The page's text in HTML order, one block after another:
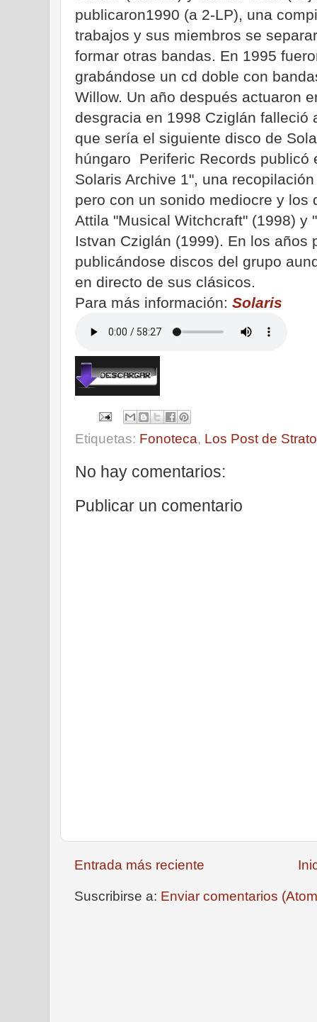
publicaron1990 (a 2-LP), una
trabajos y sus miembros se
formar otras bandas. En 1995
grabándose un cd doble con
Willow. Un año después actuaron
desgracia en 1998 Cziglán falleció
que sería el siguiente disco de
húngaro Periferic Records publicó
Solaris Archive 1", una
pero con un sonido mediocre y los
Attila "Musical Witchcraft" (1998) y
Istvan Cziglán (1999). En los años
publicándose discos del grupo
en directo de sus clásicos.
Para más información: Solaris
Etiquetas: Fonoteca, Los Post de
No hay comentarios:
Publicar un comentario
Entrada más reciente
Suscribirse a: Enviar comentarios